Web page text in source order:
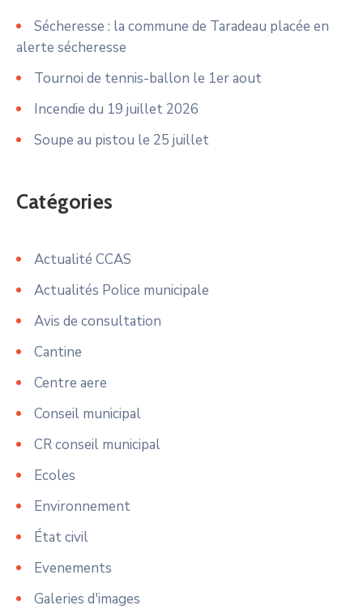
Sécheresse : la commune de Taradeau placée en
alerte sécheresse
Tournoi de tennis-ballon le 1er aout
Incendie du 19 juillet 2026
Soupe au pistou le 25 juillet
Catégories
Actualité CCAS
Actualités Police municipale
Avis de consultation
Cantine
Centre aere
Conseil municipal
CR conseil municipal
Ecoles
Environnement
État civil
Evenements
Galeries d'images